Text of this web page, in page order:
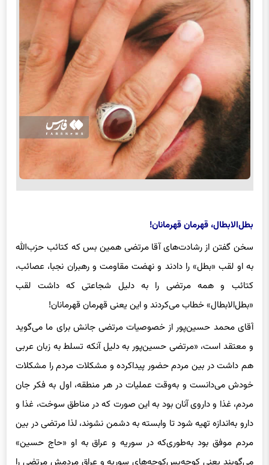
بطل‌الابطال، قهرمان قهرمانان!
سخن گفتن از رشادت‌های آقا مرتضی همین بس که کتائب حزب‌الله
به او لقب «بطل» را دادند و نهضت مقاومت و رهبران نجبا، عصائب،
کتائب و همه مرتضی را به دلیل شجاعتی که داشت لقب
«بطل‌الابطال» خطاب می‌کردند و این یعنی قهرمان قهرمانان!
آقای محمد حسین‌پور از خصوصیات مرتضی جانش برای ما می‌گوید
و معتقد است، «مرتضی حسین‌پور به دلیل آنکه تسلط به زبان عربی
هم داشت در بین مردم حضور پیداکرده و مشکلات مردم را مشکلات
خودش می‌دانست و به‌وقت عملیات در هر منطقه، اول به فکر جان
مردم، غذا و داروی آنان بود به این صورت که در مناطق سوخت، غذا و
دارو به‌اندازه تهیه شود تا وابسته به دشمن نشوند، لذا مرتضی در‌ بین
مردم موفق بود به‌طوری‌که در سوریه و عراق به او «حاج حسین»
می‌گویند یعنی کوچه‌پس‌کوچه‌های سوریه و عراق مردمش مرتضی را